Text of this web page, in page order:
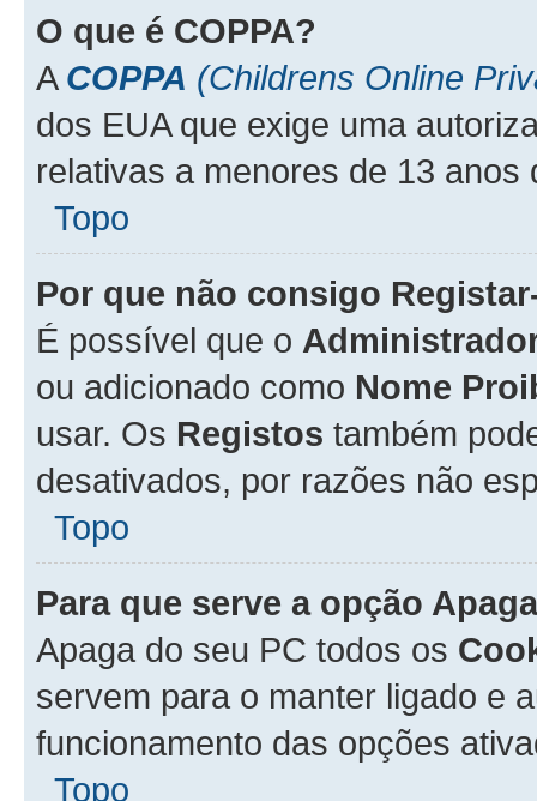
O que é COPPA?
A COPPA (Childrens Online
dos EUA que exige uma
relativas a menores de 13 anos
Topo
Por que não consigo
É possível que o
ou adicionado como Nome
usar. Os Registos também
desativados, por razões não
Topo
Para que serve a opção
Apaga do seu PC todos os
servem para o manter ligado e
funcionamento das opções
Topo